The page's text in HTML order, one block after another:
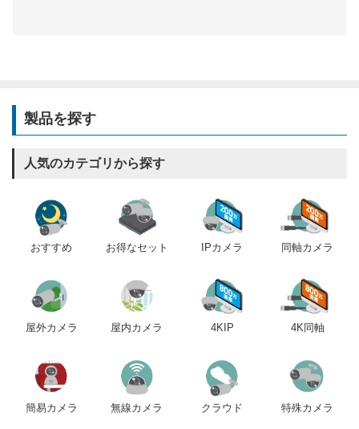
製品を探す
人気のカテゴリから探す
おすすめ お得なセット IPカメラ 同軸カメラ
屋外カメラ 屋内カメラ 4KIP 4K同軸
簡易カメラ 無線カメラ クラウド 特殊カメラ